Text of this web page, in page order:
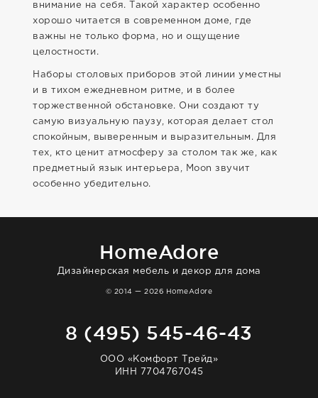
внимание на себя. Такой характер особенно
хорошо читается в современном доме, где
важны не только форма, но и ощущение
целостности.
Наборы столовых приборов этой линии уместны
и в тихом ежедневном ритме, и в более
торжественной обстановке. Они создают ту
самую визуальную паузу, которая делает стол
спокойным, выверенным и выразительным. Для
тех, кто ценит атмосферу за столом так же, как
предметный язык интерьера, Moon звучит
особенно убедительно.
HomeAdore
Дизайнерская мебель и декор для дома
© 2014 — 2026 HomeAdore
8 (495) 545-46-43
ООО «Комфорт Трейд»
ИНН 7704767045